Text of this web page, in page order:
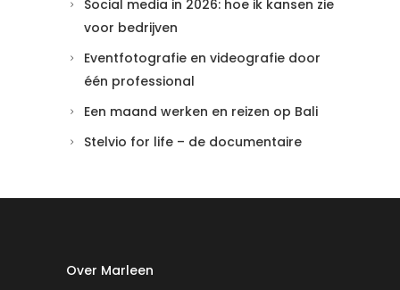
Social media in 2026: hoe ik kansen zie
voor bedrijven
Eventfotografie en videografie door
één professional
Een maand werken en reizen op Bali
Stelvio for life – de documentaire
Over Marleen